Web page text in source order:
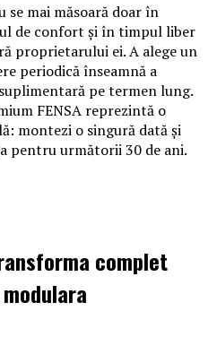
mai măsoară doar în
de confort și în timpul liber
proprietarului ei. A alege un
periodică înseamnă a
pe termen lung.
FENSA reprezintă o
montezi o singură dată și
pentru următorii 30 de ani.
complet